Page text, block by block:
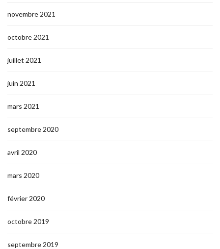
novembre 2021
octobre 2021
juillet 2021
juin 2021
mars 2021
septembre 2020
avril 2020
mars 2020
février 2020
octobre 2019
septembre 2019